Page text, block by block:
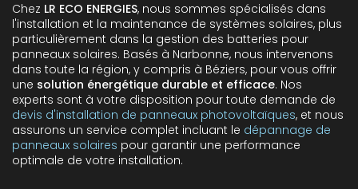
Chez LR ECO ENERGIES, nous sommes spécialisés dans
l'installation et la maintenance de systèmes solaires, plus
particulièrement dans la gestion des batteries pour
panneaux solaires. Basés à Narbonne, nous intervenons
dans toute la région, y compris à Béziers, pour vous offrir
une solution énergétique durable et efficace. Nos
experts sont à votre disposition pour toute demande de
devis d'installation de panneaux photovoltaïques, et nous
assurons un service complet incluant le dépannage de
panneaux solaires pour garantir une performance
optimale de votre installation.